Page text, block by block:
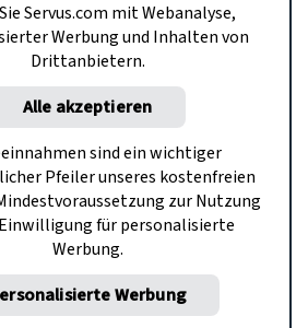
Servus.com mit Webanalyse,
Werbung und Inhalten von
Drittanbietern.
Alle akzeptieren
sind ein wichtiger
Pfeiler unseres kostenfreien
zur Nutzung
für personalisierte
Werbung.
Werbung